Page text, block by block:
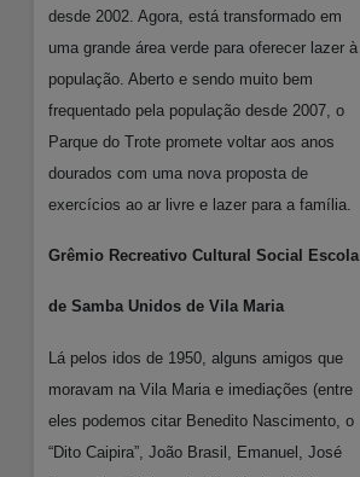
desde 2002. Agora, está transformado em
uma grande área verde para oferecer lazer à
população. Aberto e sendo muito bem
frequentado pela população desde 2007, o
Parque do Trote promete voltar aos anos
dourados com uma nova proposta de
exercícios ao ar livre e lazer para a família.
Grêmio Recreativo Cultural Social Escola
de Samba Unidos de Vila Maria
Lá pelos idos de 1950, alguns amigos que
moravam na Vila Maria e imediações (entre
eles podemos citar Benedito Nascimento, o
“Dito Caipira”, João Brasil, Emanuel, José